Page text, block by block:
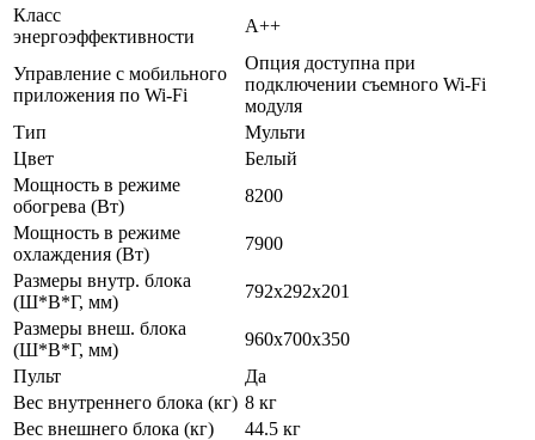
Класс
энергоэффективности
A++
Управление c мобильного
приложения по Wi-Fi
Опция доступна при
подключении съемного Wi-Fi
модуля
Тип
Мульти
Цвет
Белый
Мощность в режиме
обогрева (Вт)
8200
Мощность в режиме
охлаждения (Вт)
7900
Размеры внутр. блока
(Ш*В*Г, мм)
792х292х201
Размеры внеш. блока
(Ш*В*Г, мм)
960х700х350
Пульт
Да
Вес внутреннего блока (кг) 8 кг
Вес внешнего блока (кг)
44.5 кг